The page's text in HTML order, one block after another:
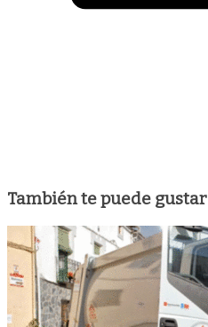
También te puede gustar